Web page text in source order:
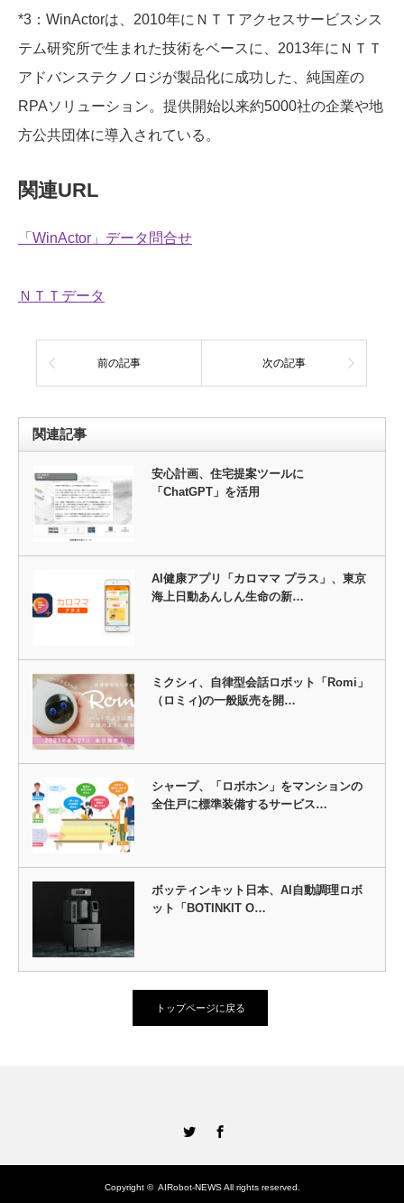
*3：WinActorは、2010年にＮＴＴアクセスサービスシス
テム研究所で生まれた技術をベースに、2013年にＮＴＴ
アドバンステクノロジが製品化に成功した、純国産の
RPAソリューション。提供開始以来約5000社の企業や地
方公共団体に導入されている。
関連URL
「WinActor」データ問合せ
ＮＴＴデータ
前の記事 次の記事
関連記事
安心計画、住宅提案ツールに
「ChatGPT」を活用
AI健康アプリ「カロママ プラス」、東京
海上日動あんしん生命の新…
ミクシィ、自律型会話ロボット「Romi」
（ロミィ)の一般販売を開…
シャープ、「ロボホン」をマンションの
全住戸に標準装備するサービス…
ボッティンキット日本、AI自動調理ロボ
ット「BOTINKIT O…
トップページに戻る
Copyright © AIRobot-NEWSAll rights reserved.